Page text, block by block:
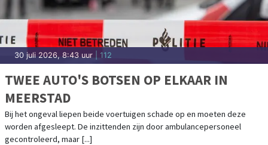
30 juli 2026, 8:43 uur | 112
TWEE AUTO'S BOTSEN OP ELKAAR IN
MEERSTAD
Bij het ongeval liepen beide voertuigen schade op en moeten deze
worden afgesleept. De inzittenden zijn door ambulancepersoneel
gecontroleerd, maar [...]